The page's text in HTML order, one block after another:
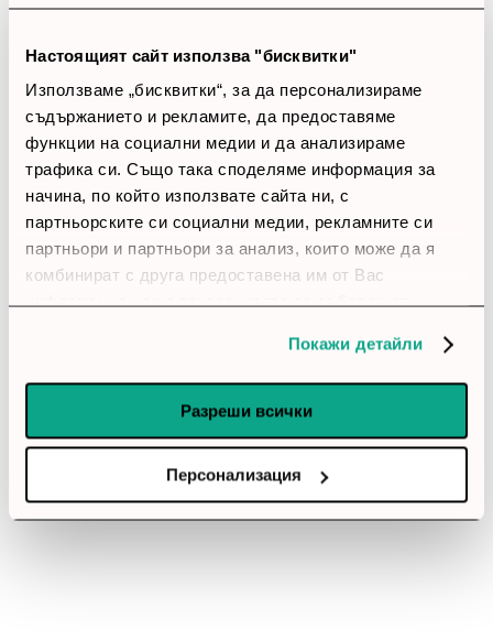
Настоящият сайт използва "бисквитки"
Използваме „бисквитки“, за да персонализираме
съдържанието и рекламите, да предоставяме
функции на социални медии и да анализираме
трафика си. Също така споделяме информация за
начина, по който използвате сайта ни, с
партньорските си социални медии, рекламните си
партньори и партньори за анализ, които може да я
комбинират с друга предоставена им от Вас
информация или с такава, която са събрали от
Покажи детайли
Разреши всички
Персонализация